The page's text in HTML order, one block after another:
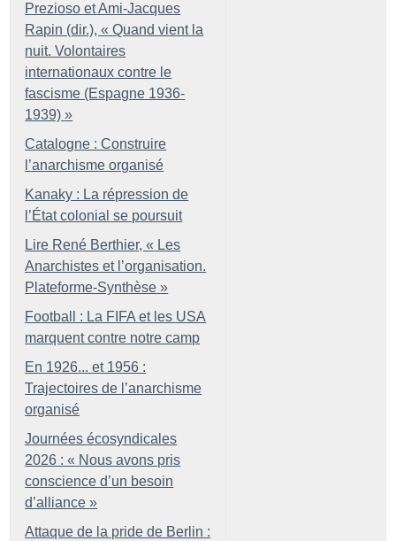
Prezioso et Ami-Jacques
Rapin (dir.), « Quand vient la
nuit. Volontaires
internationaux contre le
fascisme (Espagne 1936-
1939) »
Catalogne : Construire
l’anarchisme organisé
Kanaky : La répression de
l’État colonial se poursuit
Lire René Berthier, « Les
Anarchistes et l’organisation.
Plateforme-Synthèse »
Football : La FIFA et les USA
marquent contre notre camp
En 1926... et 1956 :
Trajectoires de l’anarchisme
organisé
Journées écosyndicales
2026 : « Nous avons pris
conscience d’un besoin
d’alliance »
Attaque de la pride de Berlin :